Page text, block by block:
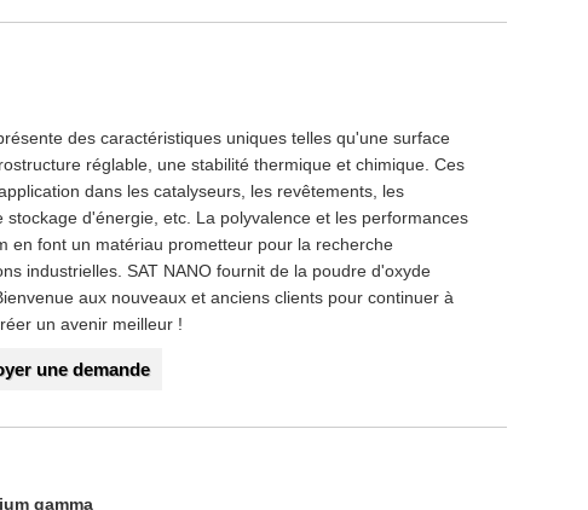
des caractéristiques uniques telles qu'une surface
réglable, une stabilité thermique et chimique. Ces
dans les catalyseurs, les revêtements, les
stockage d'énergie, etc. La polyvalence et les performances
en font un matériau prometteur pour la recherche
industrielles. SAT NANO fournit de la poudre d'oxyde
aux nouveaux et anciens clients pour continuer à
un avenir meilleur !
une demande
gamma